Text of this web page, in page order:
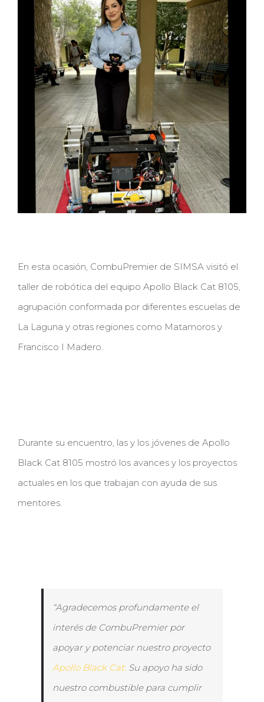
En esta ocasión, CombuPremier de SIMSA visitó el
taller de robótica del equipo Apollo Black Cat 8105,
agrupación conformada por diferentes escuelas de
La Laguna y otras regiones como Matamoros y
Francisco I Madero.
Durante su encuentro, las y los jóvenes de Apollo
Black Cat 8105 mostró los avances y los proyectos
actuales en los que trabajan con ayuda de sus
mentores.
“Agradecemos profundamente el
interés de CombuPremier por
apoyar y potenciar nuestro proyecto
Apollo Black Cat. Su apoyo ha sido
nuestro combustible para cumplir